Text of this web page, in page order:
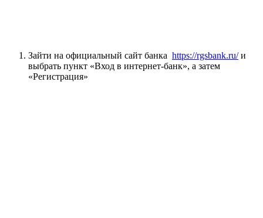
Зайти на официальный сайт банка https://rgsbank.ru/и
выбрать пункт «Вход в интернет-банк», а затем
«Регистрация»